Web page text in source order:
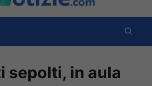
sepolti, in aula